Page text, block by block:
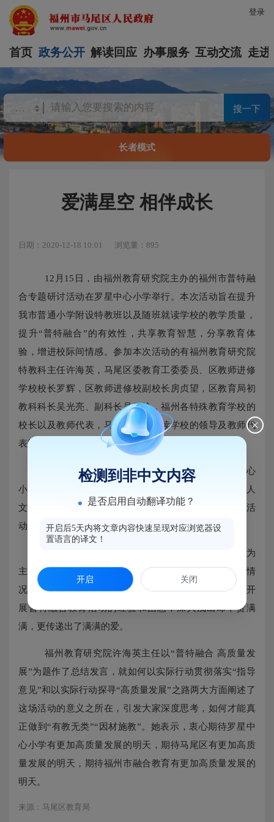
登录
首页 政务公开 解读回应 办事服务 互动交流 走进
搜一下
长者模式
爱满星空 相伴成长
日期：2020-12-18 10:01 浏览量：895
12 月 15 日，由福州教育研究院主办的福州市普特融
合专题研讨活动在罗星中心小学举行。本次活动旨在提升
我市普通小学附设特教班以及随班就读学校的教学质量，
提升“普特融合”的有效性，共享教育智慧，分享教育体
验，增进校际间情感。参加本次活动的有福州教育研究院
特教科主任许海英，马尾区委教育工委委员、区教师进修
学校校长罗辉，区教师进修校副校长房贞望，区教育局初
教科科长吴光亮、副科长吴云珍，福州各特殊教育学校的
校长以及教师代表，马尾区随班就读学校的领导及教师代
表等。
上午的活动分语文专场和数学专场进行，罗星中心
小学校长许嘉艳等
节核心素养凸显、人
文关怀到位的普特融合课。课后，与会人员开展了评课活
动。
相伴成长”为
主题的专题讲座。她从学校概况、随班就读和特教班情
况、融合教育思考和尝试几个方面，汇报了学校近五年开
展普特融合教育活动的经验和困惑，深入浅出却干货满
满，更传递出了满满的爱。
福州教育研究院许海英主任以“普特融合 高质量发
展”为题作了总结发言，就如何以实际行动贯彻落实“指导
意见”和以实际行动探寻“高质量发展”之路两大方面阐述了
这场活动的意义之所在，引发大家深度思考，如何才能真
正做到“有教无类”“因材施教”。她表示，衷心期待罗星中
心小学有更加高质量发展的明天，期待马尾区有更加高质
量发展的明天，期待福州市融合教育有更加高质量发展的
明天。
来源：马尾区教育局
检测到非中文内容
是否启用自动翻译功能？
开启后5天内将文章内容快速呈现对应浏览器设
置语言的译文！
开启 关闭